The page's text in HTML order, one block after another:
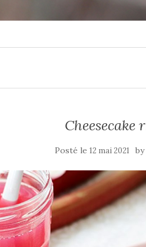
Cheesecake
Posté le12 mai 2021 by